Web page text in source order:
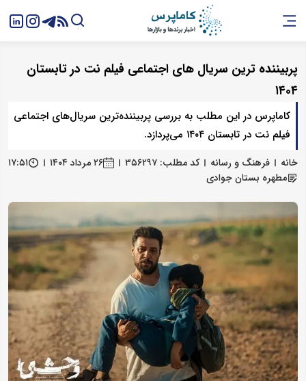
پربیننده‌ ترین سریال‌ های اجتماعی فیلم‌ نت در تابستان
۱۴۰۴
کاماپرس در این مطلب به بررسی پربیننده‌ترین سریال‌های اجتماعی
فیلم‌ نت در تابستان ۱۴۰۴ می‌پردازد.
خانه فرهنگ و رسانه کد مطلب: ۳۵۶۲۹۷ ۲۶ مرداد ۱۴۰۴
۱۷:۵۱
مطهره بستان‌ جوادی